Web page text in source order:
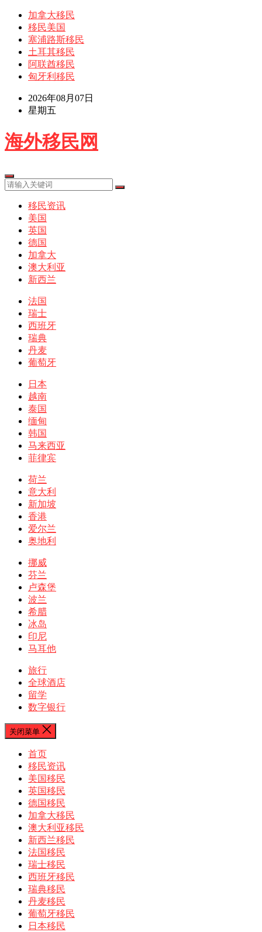
加拿大移民
移民美国
塞浦路斯移民
土耳其移民
阿联酋移民
匈牙利移民
2026年08月07日
星期五
海外移民网
移民资讯
美国
英国
德国
加拿大
澳大利亚
新西兰
法国
瑞士
西班牙
瑞典
丹麦
葡萄牙
日本
越南
泰国
缅甸
韩国
马来西亚
菲律宾
荷兰
意大利
新加坡
香港
爱尔兰
奥地利
挪威
芬兰
卢森堡
波兰
希腊
冰岛
印尼
马耳他
旅行
全球酒店
留学
数字银行
关闭菜单
首页
移民资讯
美国移民
英国移民
德国移民
加拿大移民
澳大利亚移民
新西兰移民
法国移民
瑞士移民
西班牙移民
瑞典移民
丹麦移民
葡萄牙移民
日本移民